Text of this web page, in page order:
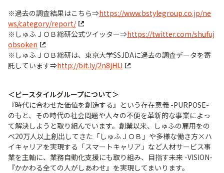
※過去の調査結果はこちら⇒https://www.bstylegroup.co.jp/ne
ws/category/report/
※しゅふＪＯＢ総研公式ツイッター⇒https://twitter.com/shufuj
obsoken
※しゅふＪＯＢ総研は、東京大学SSJDAに過去の調査データを寄
託しています⇒http://bit.ly/2n8jHIJ
＜ビースタイルグループについて＞
『時代に合わせた価値を創造する』という存在意義 -PURPOSE-
のもと、その時代の社会問題や人々の不便を革新的な事業によっ
て解決しようと取り組んでいます。創業以来、しゅふの雇用をの
べ20万人以上創出してきた「しゅふＪＯＢ」や多様な働き方×ハ
イキャリアを実現する「スマートキャリア」など人材サービス事
業を主軸に、業務自動化支援にも取り組み、目指す未来 -VISION-
『かかわる全ての人がしあわせ』を実現してまいります。